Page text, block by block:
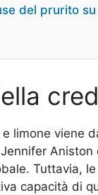
del prurito
limone viene
Tuttavia,
capacità di